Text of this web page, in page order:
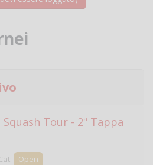
Tour - 2ª Tappa
Open